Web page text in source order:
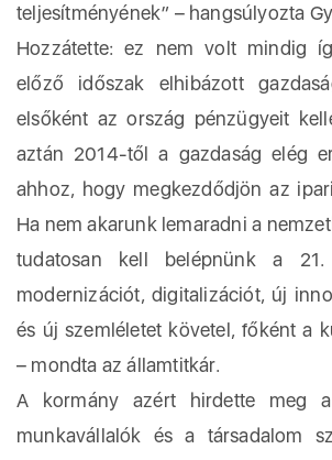
teljesítményének” – hangsúlyozta
Hozzátette: ez nem volt mindig
előző időszak elhibázott
elsőként az ország pénzügyeit
aztán 2014-től a gazdaság elég
ahhoz, hogy megkezdődjön az
Ha nem akarunk lemaradni a
tudatosan kell belépnünk a 21.
modernizációt, digitalizációt, új
és új szemléletet követel, főként a
– mondta az államtitkár.
A kormány azért hirdette meg
munkavállalók és a társadalom